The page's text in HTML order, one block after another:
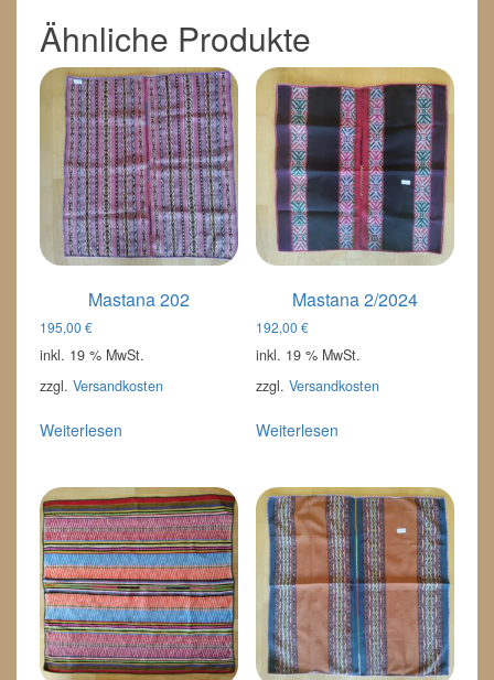
Ähnliche Produkte
Mastana 202
195,00 €
inkl. 19 % MwSt.
zzgl. Versandkosten
Weiterlesen
Mastana 2/2024
192,00 €
inkl. 19 % MwSt.
zzgl. Versandkosten
Weiterlesen